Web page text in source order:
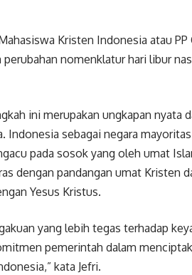
Kristen Indonesia atau PP
nomenklatur hari libur
ini merupakan ungkapan nyata
Indonesia sebagai negara
pada sosok yang oleh umat
dengan pandangan umat Kristen
Yesus Kristus.
yang lebih tegas terhadap
pemerintah dalam
kata Jefri.